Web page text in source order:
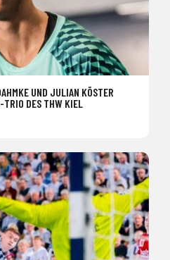
UND JULIAN KÖSTER
DES THW KIEL